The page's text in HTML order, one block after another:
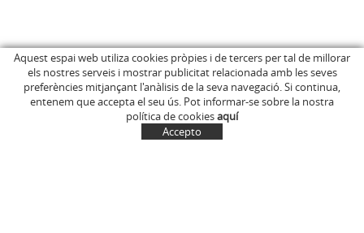
INICI
EMPRESA
BOTIGA ONLINE
C/ Anglès, 15
OLOT (Girona)
646 681 411
info@marcelinus.cat
COMPTE CISTELLA
Aquest espai web utiliza cookies pròpies i de tercers per tal de millorar
els nostres serveis i mostrar publicitat relacionada amb les seves
preferències mitjançant l'anàlisis de la seva navegació. Si continua,
entenem que accepta el seu ús. Pot informar-se sobre la nostra
política de cookiesaquí
Accepto